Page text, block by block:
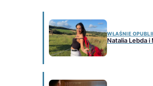
WŁAŚNIE
Natalia Lebda